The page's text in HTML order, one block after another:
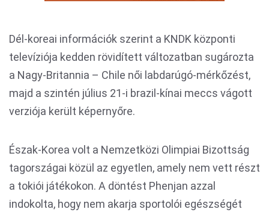
Dél-koreai információk szerint a KNDK központi
televíziója kedden rövidített változatban sugározta
a Nagy-Britannia – Chile női labdarúgó-mérkőzést,
majd a szintén július 21-i brazil-kínai meccs vágott
verziója került képernyőre.
Észak-Korea volt a Nemzetközi Olimpiai Bizottság
tagországai közül az egyetlen, amely nem vett részt
a tokiói játékokon. A döntést Phenjan azzal
indokolta, hogy nem akarja sportolói egészségét